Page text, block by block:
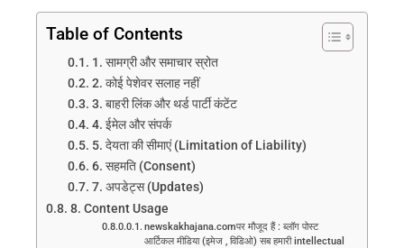
Table of Contents
1. सामग्री और समाचार स्रोत
2. कोई पेशेवर सलाह नहीं
3. बाहरी लिंक और थर्ड पार्टी कंटेंट
4. ईमेल और संपर्क
5. देयता की सीमाएं (Limitation of Liability)
6. सहमति (Consent)
7. अपडेट्स (Updates)
8. Content Usage
newskakhajana.comपर मौजूद हैं : ब्लॉग पोस्ट
आर्टिकल मीडिया (इमेज , विडिओ) सब हमारी intellectual